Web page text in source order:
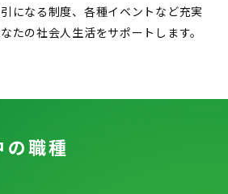
になる制度、各種イベントなど充実
たの社会人生活をサポートします。
職種